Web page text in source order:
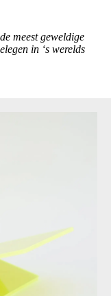
meest geweldige
in ‘s werelds